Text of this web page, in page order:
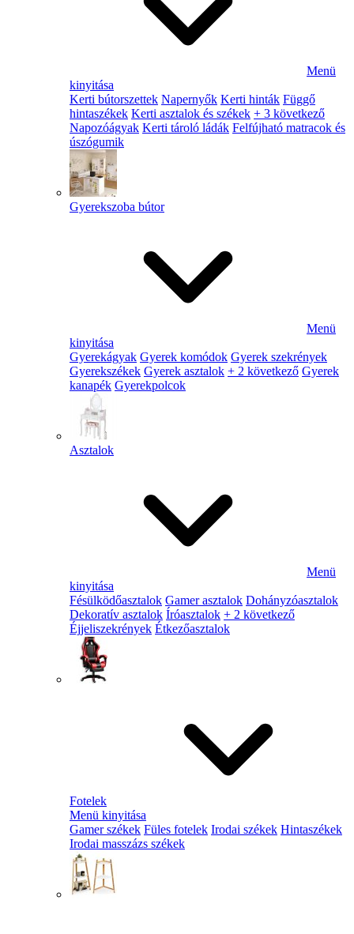
Menü
kinyitása
Kerti bútorszettek Napernyők Kerti hinták Függő
hintaszékek Kerti asztalok és székek + 3 következő
Napozóágyak Kerti tároló ládák Felfújható matracok és
úszógumik
Gyerekszoba bútor
Menü
kinyitása
Gyerekágyak Gyerek komódok Gyerek szekrények
Gyerekszékek Gyerek asztalok + 2 következő Gyerek
kanapék Gyerekpolcok
Asztalok
Menü
kinyitása
Fésülködőasztalok Gamer asztalok Dohányzóasztalok
Dekoratív asztalok Íróasztalok + 2 következő
Éjjeliszekrények Étkezőasztalok
Fotelek
Menü kinyitása
Gamer székek Füles fotelek Irodai székek Hintaszékek
Irodai masszázs székek